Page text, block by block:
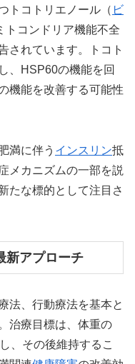
トコトリエノール（ ビ
トコンドリア機能不全
されています。トコト
、HSP60の機能を回
機能を改善する可能性
満に伴う インスリン抵
メカニズムの一部を説
たな標的として注目さ
新アプローチ
法、行動療法を基本と
治療目標は、体重の
、その後維持するこ